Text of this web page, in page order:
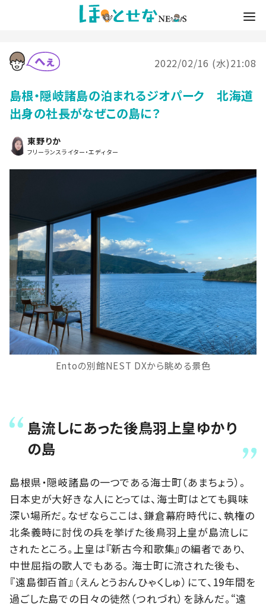
2022/02/16 (水)21:08
島根・隠岐諸島の泊まれるジオパーク 北海道
出身の社長がなぜこの島に？
東野りか
フリーランスライター・エディター
Entoの別館NEST DXから眺める景色
島流しにあった後鳥羽上皇ゆかり
の島
島根県・隠岐諸島の一つである海士町（あまちょう）。
日本史が大好きな人にとっては、海士町はとても興味
深い場所だ。なぜならここは、鎌倉幕府時代に、執権の
北条義時に討伐の兵を挙げた後鳥羽上皇が島流しに
されたところ。上皇は『新古今和歌集』の編者であり、
中世屈指の歌人でもある。 海士町に流された後も、
『遠島御百首』（えんとうおんひゃくしゅ）にて、19年間を
過ごした島での日々の徒然（つれづれ）を詠んだ。“遠